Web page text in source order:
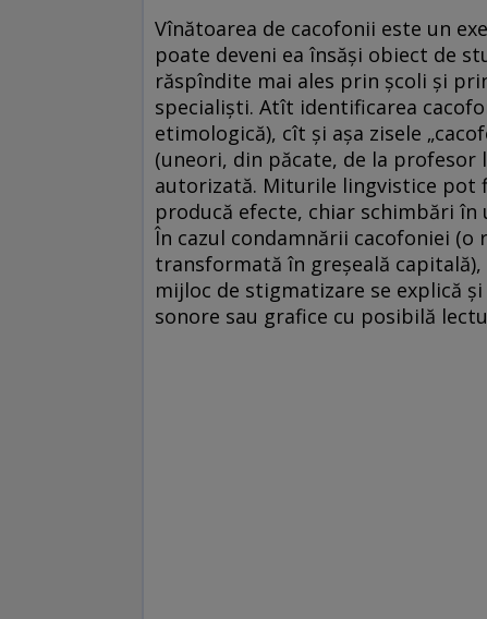
Vînătoarea de cacofonii este un
poate deveni ea însăşi obiect de
răspîndite mai ales prin şcoli şi
specialişti. Atît identificarea
etimologică), cît şi aşa zisele
(uneori, din păcate, de la profesor
autorizată. Miturile lingvistice pot
producă efecte, chiar schimbări
În cazul condamnării cacofoniei
transformată în greşeală
mijloc de stigmatizare se explică
sonore sau grafice cu posibilă